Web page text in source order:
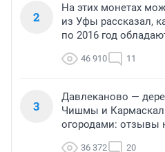
2
На этих монетах
из Уфы рассказал,
по 2016 год
46 910 11
3
Давлеканово —
Чишмы и
огородами: отзывы
36 372 20